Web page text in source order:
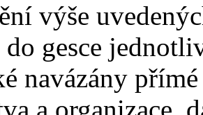
výše
gesce
navázány
a organizace,